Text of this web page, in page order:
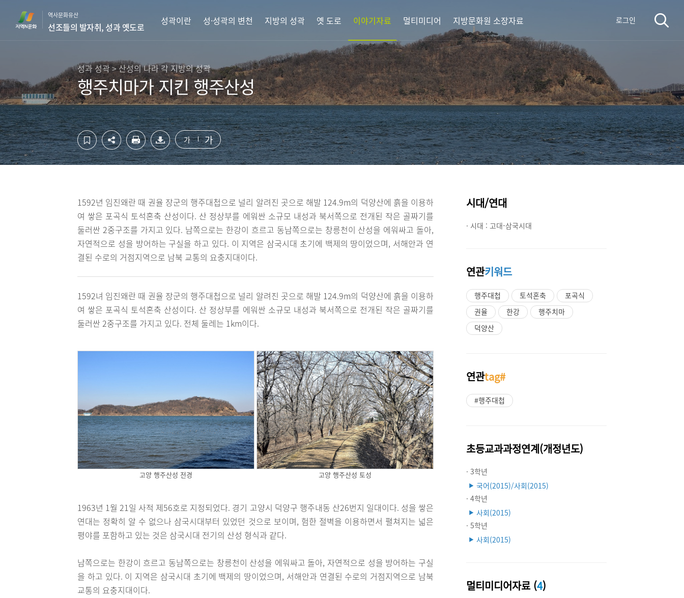
로
가
기
가
기
역사문화유산
선조들의 발자취, 성과 옛도로
성곽이란 성·성곽의 변천 지방의 성곽 옛 도로 이야기자료 멀티미디어 지방문화원 소장자료 로그인
성과 성곽 > 산성의 나라 각 지방의 성곽
행주치마가 지킨 행주산성
가 가
1592년 임진왜란 때 권율 장군의 행주대첩으로 널리 알려진 곳으로 해발 124.9m의 덕양산에 흙을 이용하
여 쌓은 포곡식 토석혼축 산성이다. 산 정상부를 에워싼 소규모 내성과 북서쪽으로 전개된 작은 골짜기를
둘러싼 2중구조를 가지고 있다. 남쪽으로는 한강이 흐르고 동남쪽으로는 창릉천이 산성을 에워싸고 돌아,
자연적으로 성을 방어하는 구실을 하고 있다. 이 지역은 삼국시대 초기에 백제의 땅이었으며, 서해안과 연
결된 수로의 거점지역으로 남북 교통의 요충지대이다.
1592녀 임진왜란 때 권율 장군의 행주대첩으로 널리 알려진 곳으로 해발 124.9m의 덕양산에 흙을 이용하
여 쌓은 포곡식 토석혼축 산성이다. 산 정상부를 에워싼 소규모 내성과 북서쪽으로 전개된 작은 골짜기를
둘러싼 2중구조를 가지고 있다. 전체 둘레는 1km이다.
고양 행주산성 전경 고양 행주산성 토성
1963년 1월 21일 사적 제56호로 지정되었다. 경기 고양시 덕양구 행주내동 산26번지 일대이다. 성을 쌓은
연대는 정확히 알 수 없으나 삼국시대부터 있었던 것으로 보이며, 험한 절벽을 이용하면서 펼쳐지는 넓은
평야를 포함하고 있는 것은 삼국시대 전기의 산성 형식과 같다.
남쪽으로는 한강이 흐르고 동남쪽으로는 창릉천이 산성을 에워싸고 돌아, 자연적으로 성을 방어하는 구실
을 하고 있다. 이 지역은 삼국시대 초기에 백제의 땅이었으며, 서해안과 연결된 수로의 거점지역으로 남북
교통의 요충지대이다.
시대/연대
· 시대 : 고대-삼국시대
연관키워드
행주대첩 토석혼축
포곡식
권율
한강
행주치마
덕양산
연관tag#
#행주대첩
초등교과과정연계(개정년도)
· 3학년
▶ 국어(2015)/사회(2015)
· 4학년
▶ 사회(2015)
· 5학년
▶ 사회(2015)
멀티미디어자료 (4)